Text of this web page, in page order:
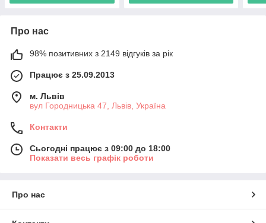
Про нас
98% позитивних з 2149 відгуків за рік
Працює з 25.09.2013
м. Львів
вул Городницька 47, Львів, Україна
Контакти
Сьогодні працює з 09:00 до 18:00
Показати весь графік роботи
Про нас